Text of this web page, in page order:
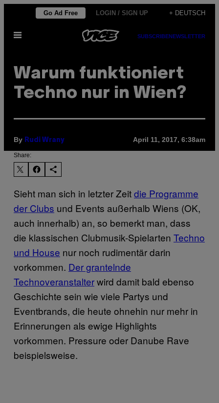
content
Go Ad Free LOGIN / SIGN UP + DEUTSCH
Open
SUBSCRIBENEWSLETTER
Warum funktioniert
Techno nur in Wien?
By Rudi Wrany April 11, 2017, 6:38am
Share:
Sieht man sich in letzter Zeitdie Programme
der Clubs und Events außerhalb Wiens (OK,
auch innerhalb) an, so bemerkt man, dass
die klassischen Clubmusik-Spielarten Techno
und House nur noch rudimentär darin
vorkommen. Der grantelnde
Technoveranstalterwird damit bald ebenso
Geschichte sein wie viele Partys und
Eventbrands, die heute ohnehin nur mehr in
Erinnerungen als ewige Highlights
vorkommen. Pressure oder Danube Rave
beispielsweise.